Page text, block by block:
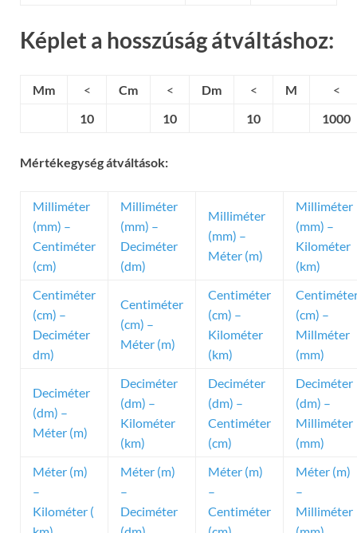
Képlet a hosszúság átváltáshoz:
Mm < Cm < Dm < M
<
10
10 10 1000
Mértékegység átváltások:
Milliméter
(mm) –
Centiméter
(cm)
Milliméter
(mm) –
Deciméter
(dm)
Milliméter
(mm) –
Méter (m)
Milliméter
(mm) –
Kilométer
(km)
Centiméter
(cm) –
Deciméter
dm)
Centiméter
(cm) –
Méter (m)
Centiméter
(cm) –
Kilométer
(km)
(cm) –
Millméter
(mm)
Deciméter
(dm) –
Méter (m)
Deciméter
(dm) –
Kilométer
(km)
Deciméter
(dm) –
Centiméter
(cm)
Deciméter
(dm) –
Milliméter
(mm)
Méter (m)
–
Kilométer (
Méter (m)
–
Deciméter
Méter (m)
–
Centiméter
Méter (m)
–
Milliméter